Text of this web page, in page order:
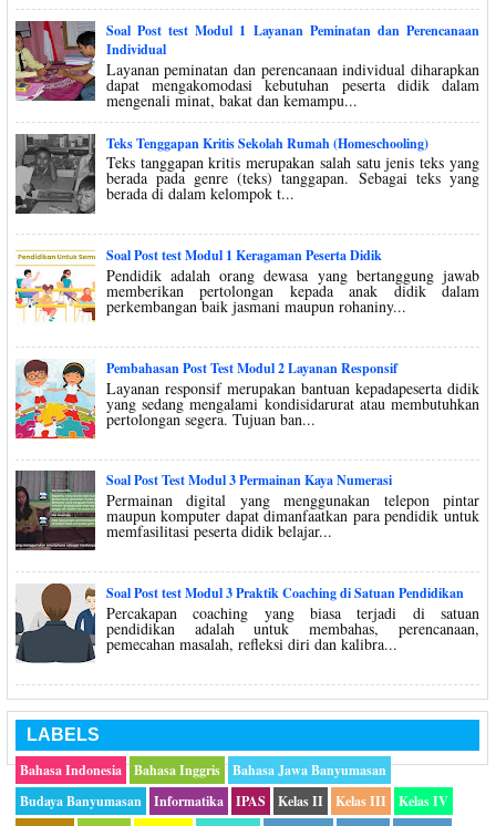
Soal Post test Modul 1 Layanan Peminatan dan Perencanaan
Individual
Layanan peminatan dan perencanaan individual diharapkan
dapat mengakomodasi kebutuhan peserta didik dalam
mengenali minat, bakat dan kemampu...
Teks Tenggapan Kritis Sekolah Rumah (Homeschooling)
Teks tanggapan kritis merupakan salah satu jenis teks yang
berada pada genre (teks) tanggapan. Sebagai teks yang
berada di dalam kelompok t...
Soal Post test Modul 1 Keragaman Peserta Didik
Pendidik adalah orang dewasa yang bertanggung jawab
memberikan pertolongan kepada anak didik dalam
perkembangan baik jasmani maupun rohaniny...
Pembahasan Post Test Modul 2 Layanan Responsif
Layanan responsif merupakan bantuan kepadapeserta didik
yang sedang mengalami kondisidarurat atau membutuhkan
pertolongan segera. Tujuan ban...
Soal Post Test Modul 3 Permainan Kaya Numerasi
Permainan digital yang menggunakan telepon pintar
maupun komputer dapat dimanfaatkan para pendidik untuk
memfasilitasi peserta didik belajar...
Soal Post test Modul 3 Praktik Coaching di Satuan Pendidikan
Percakapan coaching yang biasa terjadi di satuan
pendidikan adalah untuk membahas, perencanaan,
pemecahan masalah, refleksi diri dan kalibra...
LABELS
Bahasa Indonesia
Bahasa Inggris
Bahasa Jawa Banyumasan
Budaya Banyumasan
Informatika IPAS Kelas II Kelas III
Kelas IV